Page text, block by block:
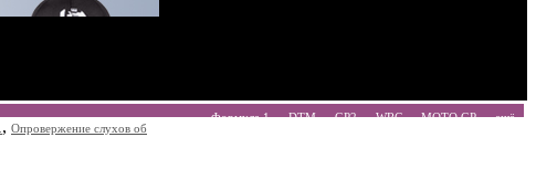
Формула 1 DTM GP2 WRC MOTO GP
ещё
, Опровержение слухов об